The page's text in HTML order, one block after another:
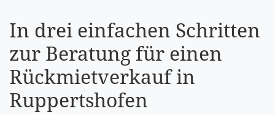
In drei einfachen Schritten
zur Beratung für einen
Rückmietverkauf in
Ruppertshofen